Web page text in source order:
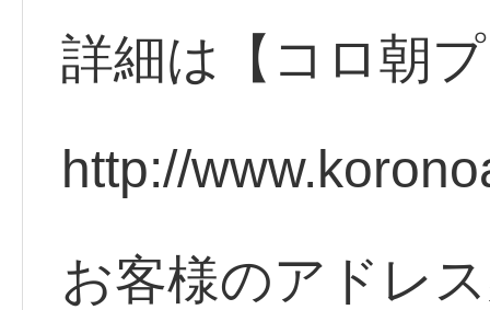
詳細は【コロ朝
http://
お客様のアドレ